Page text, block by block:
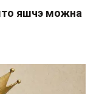
яшчэ можна